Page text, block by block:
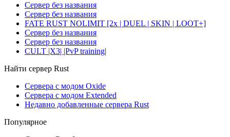
Сервер без названия
Сервер без названия
FATE RUST NOLIMIT [2x | DUEL | SKIN | LOOT+]
Сервер без названия
Сервер без названия
CULT |X3| |PvP training|
Найти сервер Rust
Сервера с модом Oxide
Сервера с модом Extended
Недавно добавленные сервера Rust
Популярное